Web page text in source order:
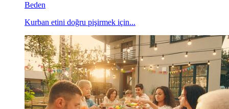
Beden
Kurban etini doğru pişirmek için...